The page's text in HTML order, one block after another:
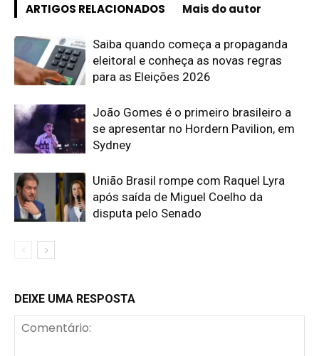
ARTIGOS RELACIONADOS Mais do autor
Saiba quando começa a propaganda
eleitoral e conheça as novas regras
para as Eleições 2026
João Gomes é o primeiro brasileiro a
se apresentar no Hordern Pavilion, em
Sydney
União Brasil rompe com Raquel Lyra
após saída de Miguel Coelho da
disputa pelo Senado
DEIXE UMA RESPOSTA